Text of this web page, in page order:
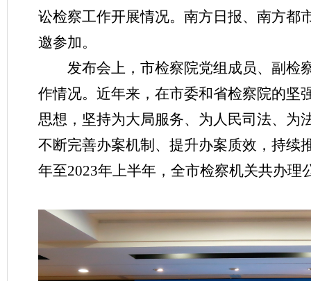
讼检察工作开展情况。南方日报、南方都
邀参加。
发布会上，市检察院党组成员、副检
作情况。近年来，在市委和省检察院的坚
思想，坚持为大局服务、为人民司法、为
不断完善办案机制、提升办案质效，持续
年至2023年上半年，全市检察机关共办理